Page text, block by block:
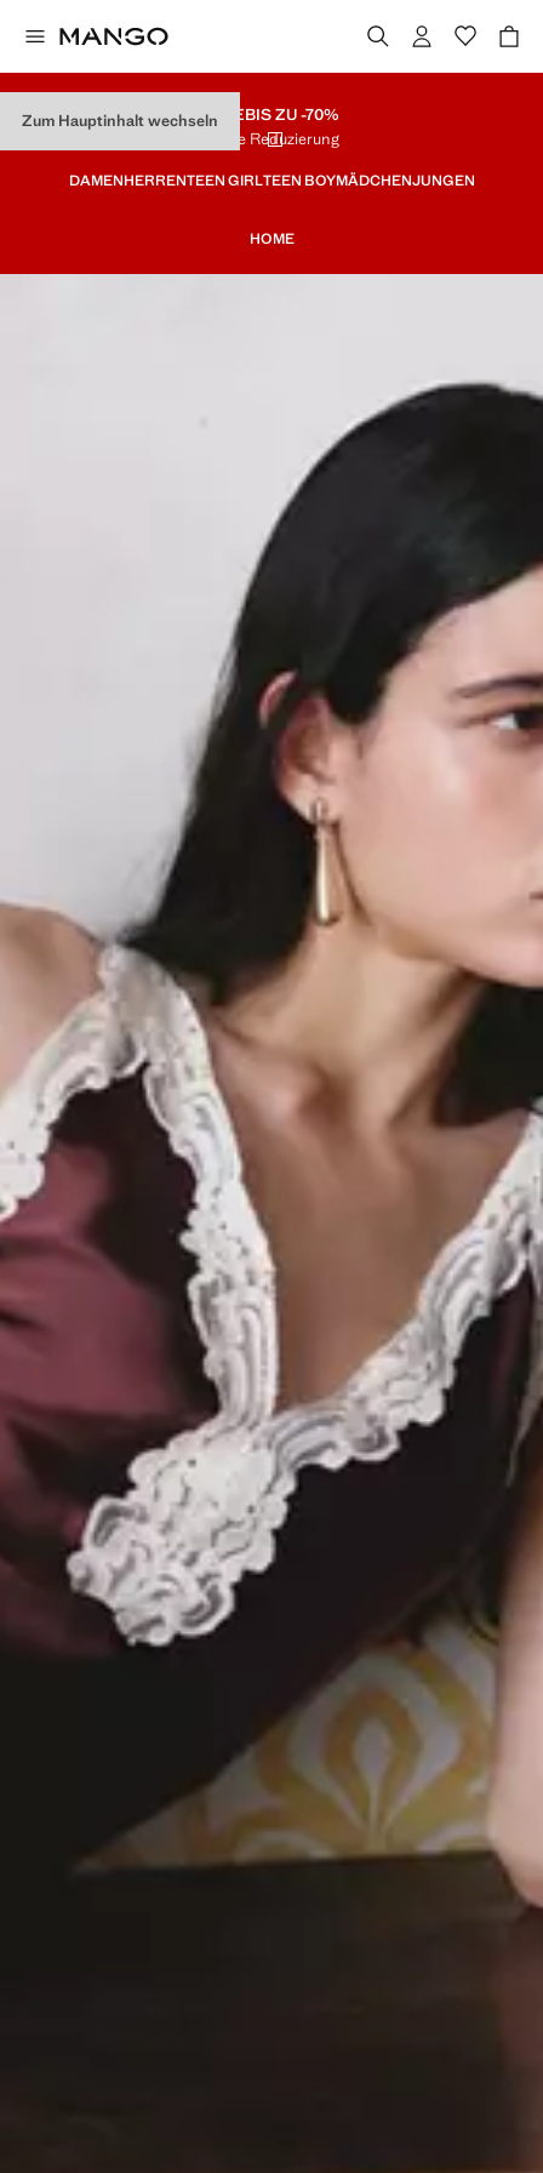
Zum Hauptinhalt wechselnSALEBIS ZU -70%
Letzte Reduzierung
DAMENHERRENTEEN GIRLTEEN BOYMÄDCHENJUNGEN
HOME